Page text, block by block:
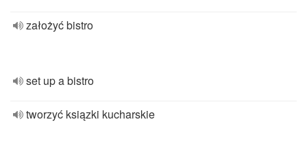
założyć bistro
set up a bistro
tworzyć ksiązki kucharskie